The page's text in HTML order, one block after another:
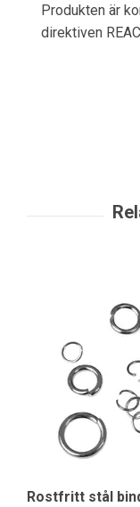
Produkten är
direktiven
Rostfritt stål